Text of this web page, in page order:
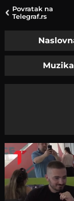
Povratak na
Telegraf.rs
Muzika